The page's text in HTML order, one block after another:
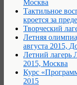
Москва
Тактильное
кроется за
Творческий
Летняя
августа 2015,
Летний лагерь
2015, Москва
Курс
2015